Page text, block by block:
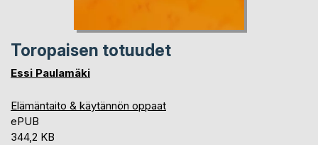
Toropaisen totuudet
Essi Paulamäki
Elämäntaito & käytännön oppaat
ePUB
344,2 KB